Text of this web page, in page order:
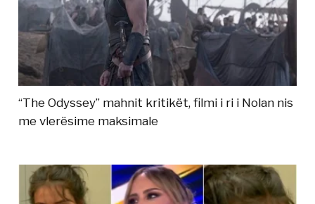
“The Odyssey” mahnit kritikët, filmi i ri i Nolan nis
me vlerësime maksimale